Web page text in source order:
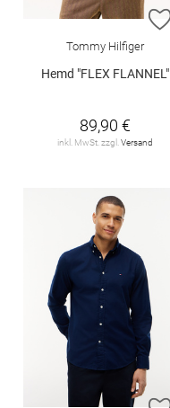
Tommy Hilfiger
Hemd "FLEX FLANNEL"
89,90 €
inkl. MwSt. zzgl.Versand